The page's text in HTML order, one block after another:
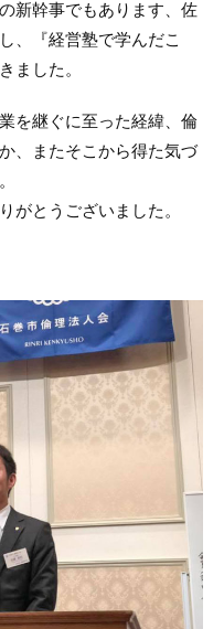
新幹事でもあります、佐
、『経営塾で学んだこ
ました。
を継ぐに至った経緯、倫
、またそこから得た気づ
がとうございました。